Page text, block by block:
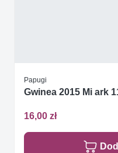
Papugi
Gwinea 2015 Mi ark
16,00 zł